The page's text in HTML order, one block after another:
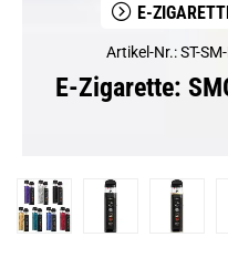
E-
Artikel-Nr.: ST-
E-Zigarette: